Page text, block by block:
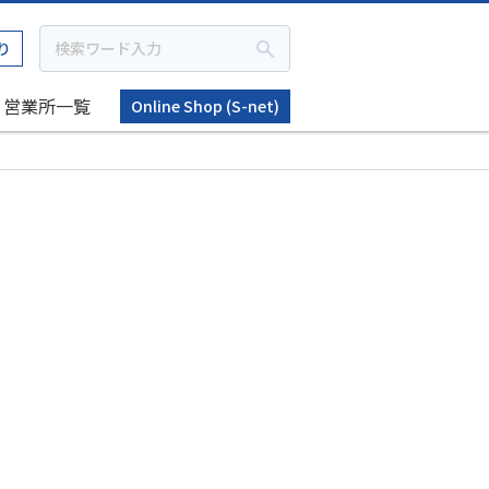
営業所一覧
Online Shop (S-net)